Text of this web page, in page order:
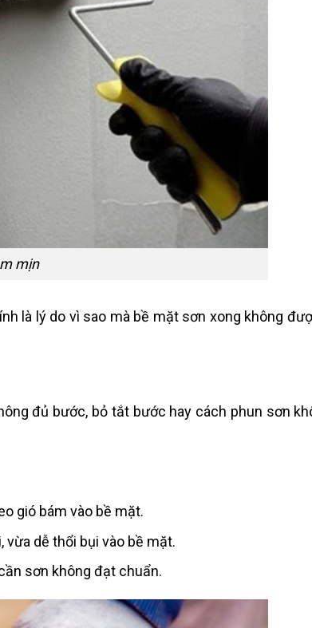
mịn
là lý do vì sao mà bề mặt sơn xong không
đủ bước, bỏ tắt bước hay cách phun sơn
gió bám vào bề mặt.
vừa dễ thổi bụi vào bề mặt.
sơn không đạt chuẩn.